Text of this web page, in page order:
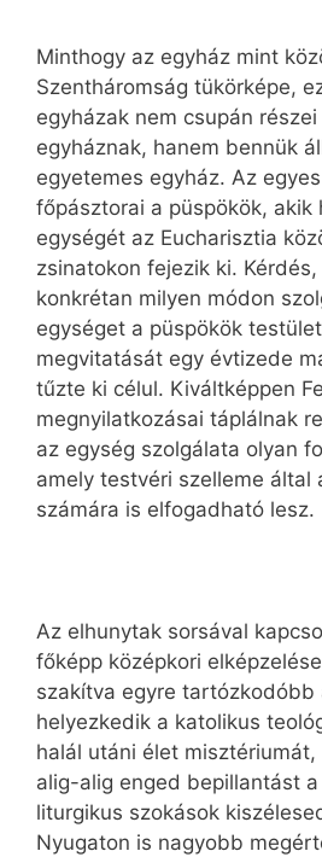
Minthogy az egyház mint
Szentháromság tükörképe,
egyházak nem csupán
egyháznak, hanem bennük
egyetemes egyház. Az
főpásztorai a püspökök, akik
egységét az Eucharisztia
zsinatokon fejezik ki.
konkrétan milyen módon
egységet a püspökök
megvitatását egy évtizede
tűzte ki célul. Kiváltképpen
megnyilatkozásai táplálnak
az egység szolgálata olyan
amely testvéri szelleme által
számára is elfogadható lesz.
Az elhunytak sorsával
főképp középkori
szakítva egyre tartózkodóbb
helyezkedik a katolikus
halál utáni élet
alig-alig enged bepillantást
liturgikus szokások
Nyugaton is nagyobb